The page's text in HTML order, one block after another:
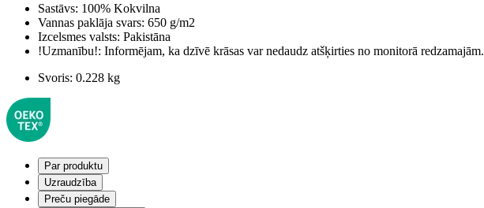
Sastāvs: 100% Kokvilna
Vannas paklāja svars: 650 g/m2
Izcelsmes valsts: Pakistāna
!Uzmanību!: Informējam, ka dzīvē krāsas var nedaudz atšķirties no monitorā redzamajām.
Svoris: 0.228 kg
Par produktu
Uzraudzība
Preču piegāde